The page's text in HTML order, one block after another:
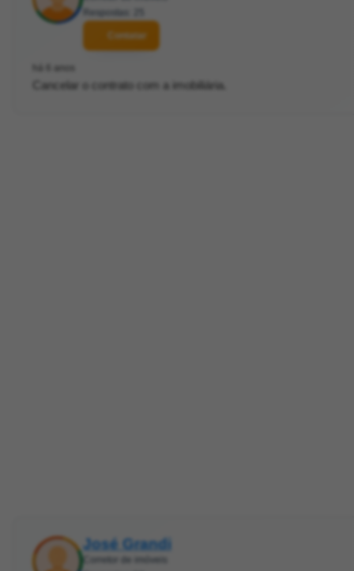
Contatar
Cancelar o contrato com a imobiliária.
José Grandi